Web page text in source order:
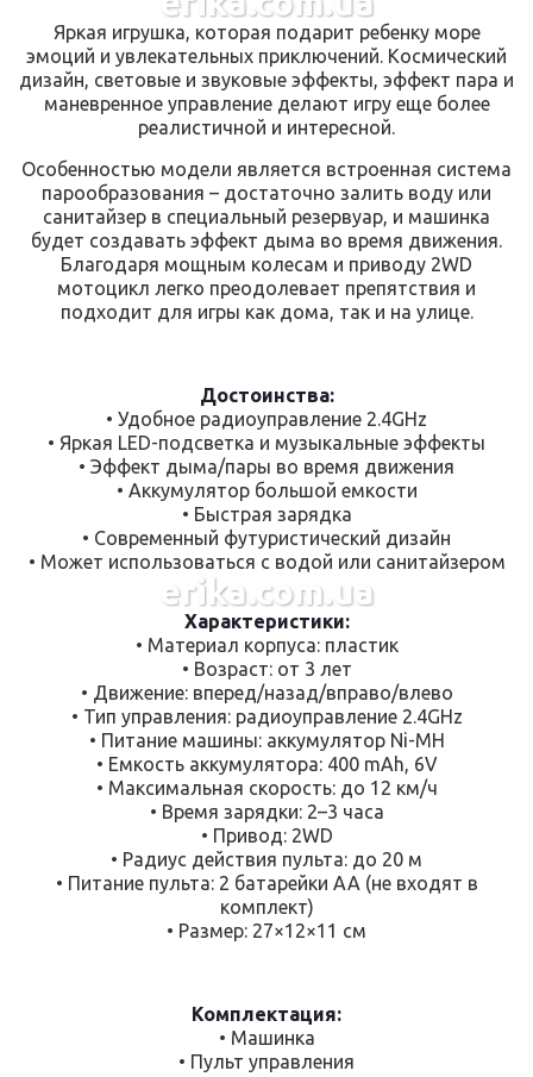
Яркая игрушка, которая подарит ребенку море
эмоций и увлекательных приключений. Космический
дизайн, световые и звуковые эффекты, эффект пара и
маневренное управление делают игру еще более
реалистичной и интересной.
Особенностью модели является встроенная система
парообразования – достаточно залить воду или
санитайзер в специальный резервуар, и машинка
будет создавать эффект дыма во время движения.
Благодаря мощным колесам и приводу 2WD
мотоцикл легко преодолевает препятствия и
подходит для игры как дома, так и на улице.
Достоинства:
• Удобное радиоуправление 2.4GHz
• Яркая LED-подсветка и музыкальные эффекты
• Эффект дыма/пары во время движения
• Аккумулятор большой емкости
• Быстрая зарядка
• Современный футуристический дизайн
• Может использоваться с водой или санитайзером
erika.com.ua
Характеристики:
• Материал корпуса: пластик
• Возраст: от 3 лет
• Движение: вперед/назад/вправо/влево
• Тип управления: радиоуправление 2.4GHz
• Питание машины: аккумулятор Ni-MH
• Емкость аккумулятора: 400 mAh, 6V
• Максимальная скорость: до 12 км/ч
• Время зарядки: 2–3 часа
• Привод: 2WD
• Радиус действия пульта: до 20 м
• Питание пульта: 2 батарейки AA (не входят в
комплект)
• Размер: 27×12×11 см
Комплектация:
• Машинка
• Пульт управления